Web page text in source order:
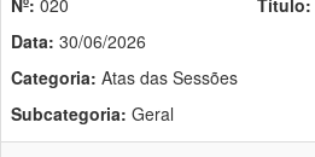
Nº: 020
Data: 30/06/2026
Categoria: Atas das Sessões
Subcategoria: Geral
Título: